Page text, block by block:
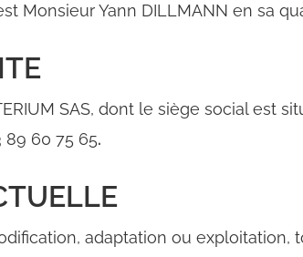
Monsieur Yann DILLMANN en sa
SAS, dont le siège social est
60 75 65.
adaptation ou